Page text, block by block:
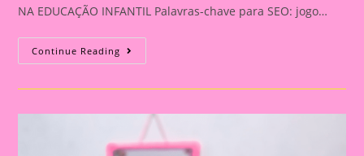
NA EDUCAÇÃO INFANTIL Palavras-chave para SEO: jogo…
Continue Reading JOGO
DA
SUSTENTÁVEL:
SOBRE